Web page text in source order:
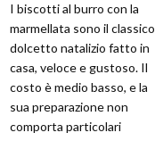
I biscotti al burro con la
marmellata sono il classico
dolcetto natalizio fatto in
casa, veloce e gustoso. Il
costo è medio basso, e la
sua preparazione non
comporta particolari